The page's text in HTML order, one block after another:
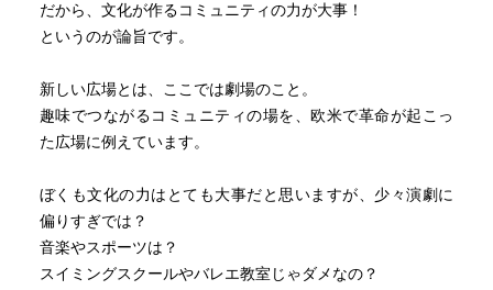
だから、文化が作るコミュニティの力が大事！
というのが論旨です。
新しい広場とは、ここでは劇場のこと。
趣味でつながるコミュニティの場を、欧米で革命が起こっ
た広場に例えています。
ぼくも文化の力はとても大事だと思いますが、少々演劇に
偏りすぎでは？
音楽やスポーツは？
スイミングスクールやバレエ教室じゃダメなの？